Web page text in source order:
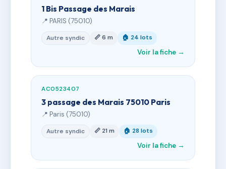
1 Bis Passage des Marais
📍 PARIS (75010)
Autre syndic 📏 6 m 🏠 24 lots
Voir la fiche →
AC0523407
3 passage des Marais 75010 Paris
📍 Paris (75010)
Autre syndic 📏 21 m 🏠 28 lots
Voir la fiche →